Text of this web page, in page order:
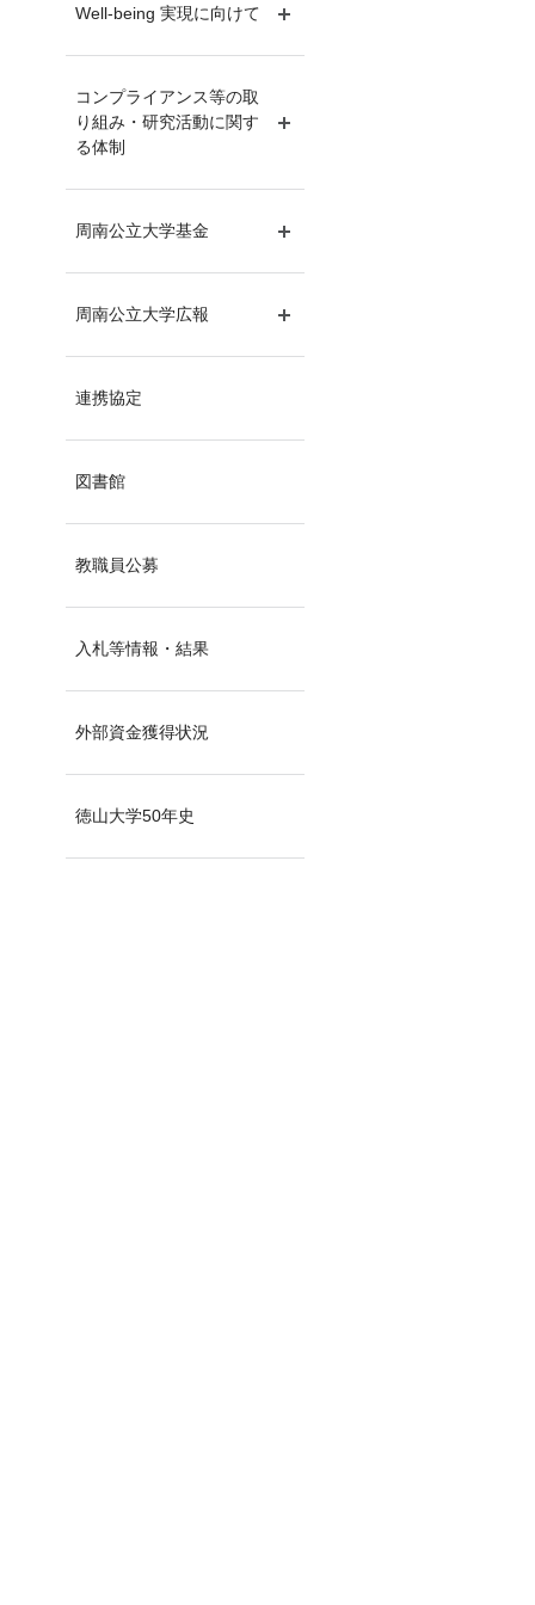
Well-being 実現に向けて
コンプライアンス等の取
り組み・研究活動に関す
る体制
周南公立大学基金
周南公立大学広報
連携協定
図書館
教職員公募
入札等情報・結果
外部資金獲得状況
徳山大学50年史